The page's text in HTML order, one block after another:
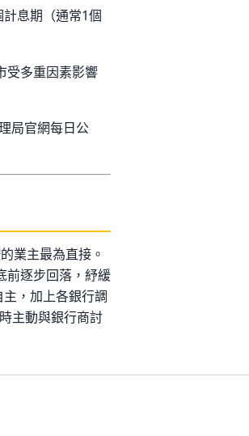
息期（通常1個
受多重因素影響
局官網每日公
業主最為直接。
前逐步回落，紓緩
，加上各銀行調
主動與銀行商討